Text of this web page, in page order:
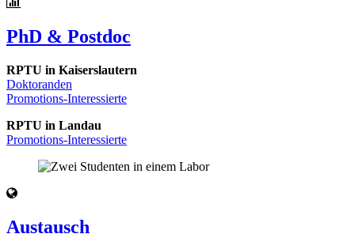
PhD & Postdoc
RPTU in Kaiserslautern
Doktoranden
Promotions-Interessierte
RPTU in Landau
Promotions-Interessierte
Austausch